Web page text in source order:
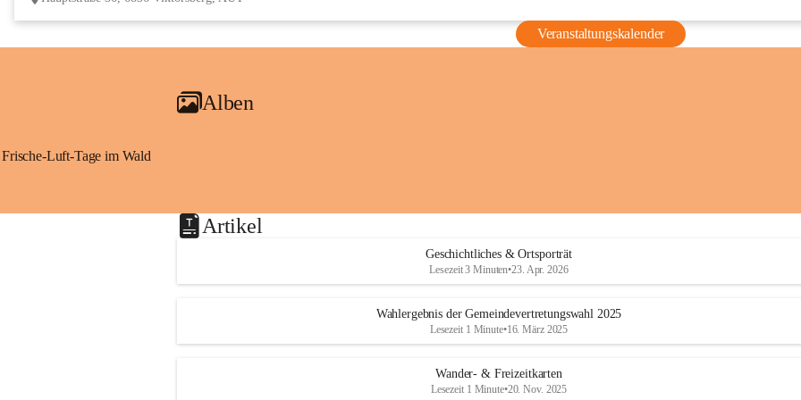
Veranstaltungskalender
Alben
Frische-Luft-Tage im Wald
Artikel
Geschichtliches & Ortsporträt
Lesezeit 3 Minuten•23. Apr. 2026
Wahlergebnis der Gemeindevertretungswahl 2025
Lesezeit 1 Minute•16. März 2025
Wander- & Freizeitkarten
Lesezeit 1 Minute•20. Nov. 2025